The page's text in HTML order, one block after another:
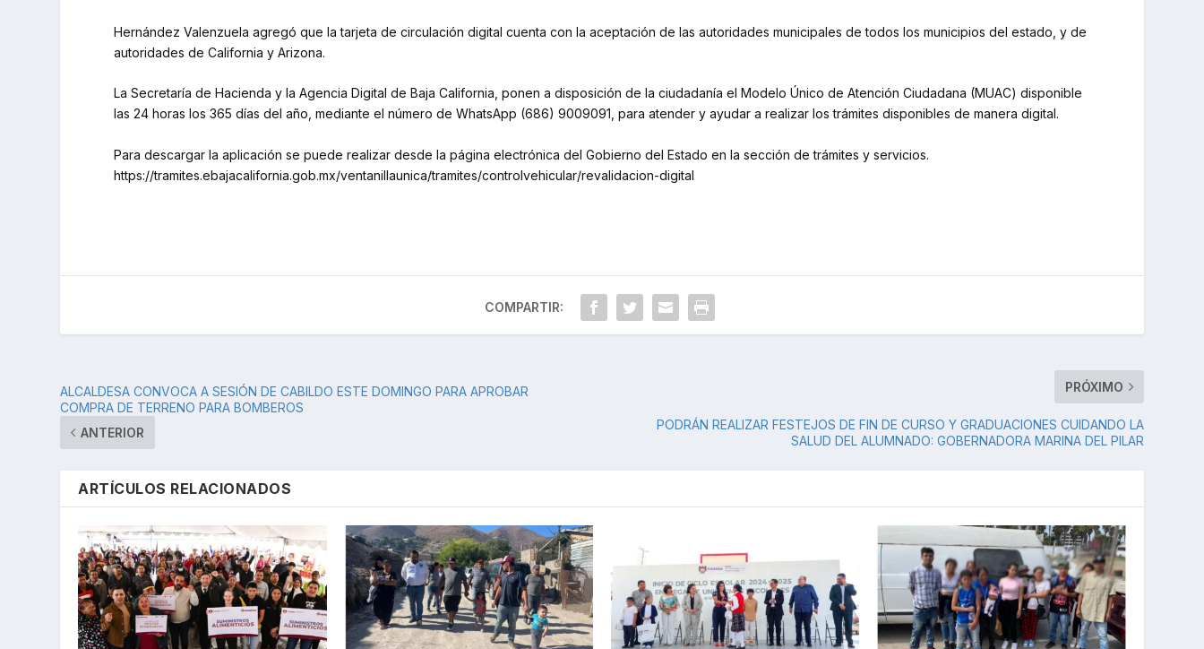
Hernández Valenzuela agregó que la tarjeta de circulación digital cuenta con la aceptación de las autoridades municipales de todos los municipios del estado, y de
autoridades de California y Arizona.
La Secretaría de Hacienda y la Agencia Digital de Baja California, ponen a disposición de la ciudadanía el Modelo Único de Atención Ciudadana (MUAC) disponible
las 24 horas los 365 días del año, mediante el número de WhatsApp (686) 9009091, para atender y ayudar a realizar los trámites disponibles de manera digital.
Para descargar la aplicación se puede realizar desde la página electrónica del Gobierno del Estado en la sección de trámites y servicios.
https://tramites.ebajacalifornia.gob.mx/ventanillaunica/tramites/controlvehicular/revalidacion-digital
COMPARTIR:
ALCALDESA CONVOCA A SESIÓN DE CABILDO ESTE DOMINGO PARA APROBAR
COMPRA DE TERRENO PARA BOMBEROS
ANTERIOR
PRÓXIMO
PODRÁN REALIZAR FESTEJOS DE FIN DE CURSO Y GRADUACIONES CUIDANDO LA
SALUD DEL ALUMNADO: GOBERNADORA MARINA DEL PILAR
ARTÍCULOS RELACIONADOS